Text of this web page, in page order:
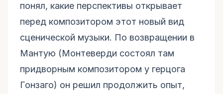
понял, какие перспективы открывает
перед композитором этот новый вид
сценической музыки. По возвращении в
Мантую (Монтеверди состоял там
придворным композитором у герцога
Гонзаго) он решил продолжить опыт,